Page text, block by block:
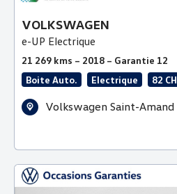
VOLKSWAGEN
e-UP Electrique
21 269 kms – 2018 – Garantie 12
Boite Auto.
Electrique 82 CH
Volkswagen Saint-Amand